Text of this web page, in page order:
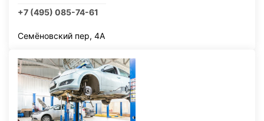
+7 (495) 085-74-61
Семёновский пер, 4А